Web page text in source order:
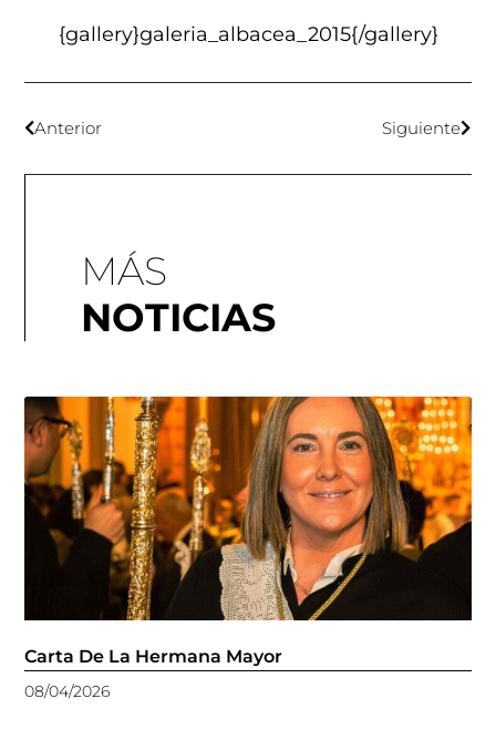
{gallery}galeria_albacea_2015{/gallery}
Anterior Siguiente
MÁS
NOTICIAS
Carta De La Hermana Mayor
08/04/2026